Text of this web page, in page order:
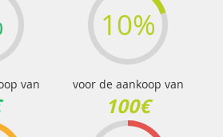
van
10%
voor de aankoop van
100€